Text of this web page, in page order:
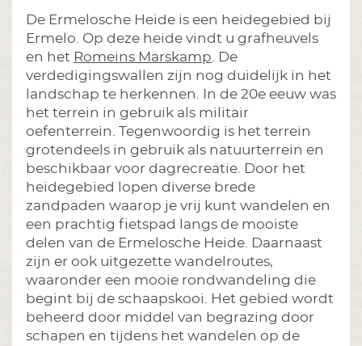
De Ermelosche Heide is een heidegebied bij
Ermelo. Op deze heide vindt u grafheuvels
en het Romeins Marskamp . De
verdedigingswallen zijn nog duidelijk in het
landschap te herkennen. In de 20e eeuw was
het terrein in gebruik als militair
oefenterrein. Tegenwoordig is het terrein
grotendeels in gebruik als natuurterrein en
beschikbaar voor dagrecreatie. Door het
heidegebied lopen diverse brede
zandpaden waarop je vrij kunt wandelen en
een prachtig fietspad langs de mooiste
delen van de Ermelosche Heide. Daarnaast
zijn er ook uitgezette wandelroutes,
waaronder een mooie rondwandeling die
begint bij de schaapskooi. Het gebied wordt
beheerd door middel van begrazing door
schapen en tijdens het wandelen op de